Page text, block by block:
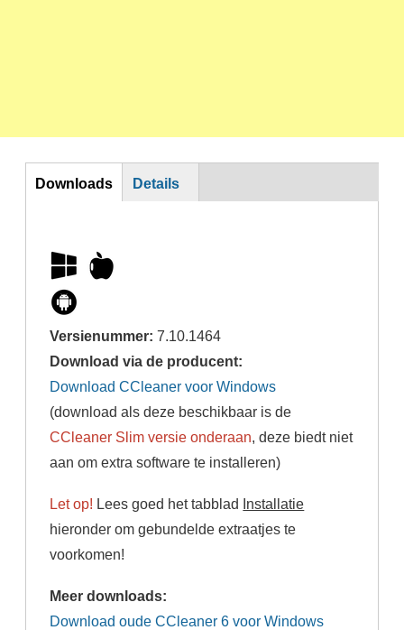
DL
Downloads Details
Versienummer:7.10.1464
Download via de producent:
Download CCleaner voor Windows
(download als deze beschikbaar is de
CCleaner Slim versie onderaan, deze biedt niet
aan om extra software te installeren)
Let op! Lees goed het tabblad Installatie
hieronder om gebundelde extraatjes te
voorkomen!
Meer downloads:
Download oude CCleaner 6 voor Windows